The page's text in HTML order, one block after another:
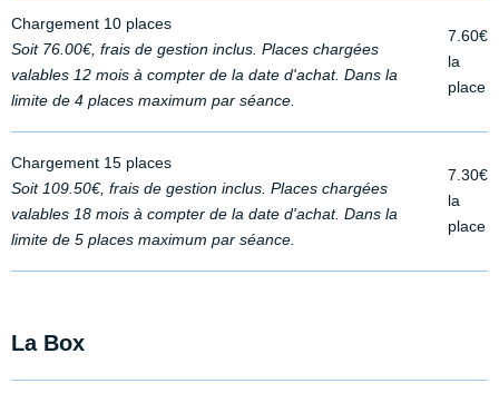
Chargement 10 places
Soit 76.00€, frais de gestion inclus. Places chargées
valables 12 mois à compter de la date d'achat. Dans la
limite de 4 places maximum par séance.
7.60€
la
place
Chargement 15 places
Soit 109.50€, frais de gestion inclus. Places chargées
valables 18 mois à compter de la date d'achat. Dans la
limite de 5 places maximum par séance.
7.30€
la
place
La Box